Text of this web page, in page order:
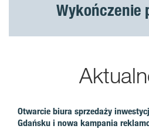
Wykończenie
Otwarcie biura sprzedaży
Gdańsku i nowa kampania